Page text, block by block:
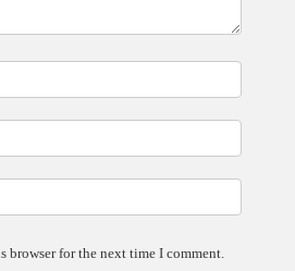
browser for the next time I comment.